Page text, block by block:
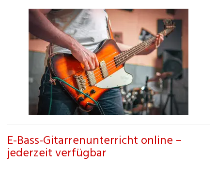
E-Bass-Gitarrenunterricht online –
jederzeit verfügbar